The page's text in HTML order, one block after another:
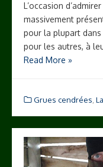
L’occasion
massivement
pour la plupart dans
pour les autres, à
Read More »
Grues cendrées